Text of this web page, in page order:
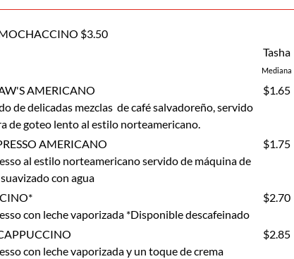
$3.50
Tasha
Mediana
AMERICANO
de delicadas mezclas de café salvadoreño, servido
de goteo lento al estilo norteamericano.
$1.65
AMERICANO
al estilo norteamericano servido de máquina de
con agua
$1.75
con leche vaporizada *Disponible descafeinado
$2.70
con leche vaporizada y un toque de crema
$2.85